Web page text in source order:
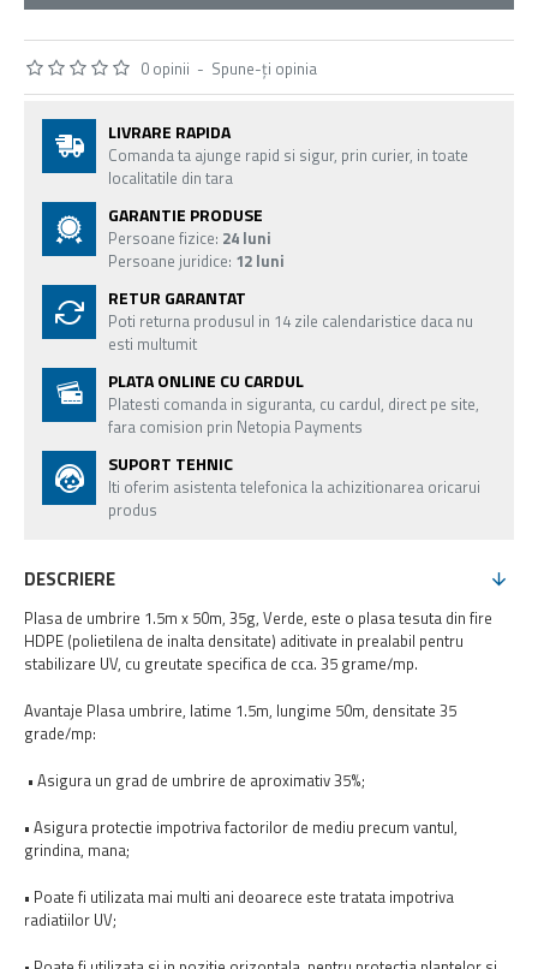
0 opinii - Spune-ţi opinia
LIVRARE RAPIDA
Comanda ta ajunge rapid si sigur, prin curier, in toate
localitatile din tara
GARANTIE PRODUSE
Persoane fizice: 24 luni
Persoane juridice: 12 luni
RETUR GARANTAT
Poti returna produsul in 14 zile calendaristice daca nu
esti multumit
PLATA ONLINE CU CARDUL
Platesti comanda in siguranta, cu cardul, direct pe site,
fara comision prin Netopia Payments
SUPORT TEHNIC
Iti oferim asistenta telefonica la achizitionarea oricarui
produs
DESCRIERE
Plasa de umbrire 1.5m x 50m, 35g, Verde, este o plasa tesuta din fire
HDPE (polietilena de inalta densitate) aditivate in prealabil pentru
stabilizare UV, cu greutate specifica de cca. 35 grame/mp.
Avantaje Plasa umbrire, latime 1.5m, lungime 50m, densitate 35
grade/mp:
• Asigura un grad de umbrire de aproximativ 35%;
• Asigura protectie impotriva factorilor de mediu precum vantul,
grindina, mana;
• Poate fi utilizata mai multi ani deoarece este tratata impotriva
radiatiilor UV;